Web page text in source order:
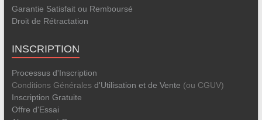
Garantie Satisfait ou Remboursé
Droit de Rétractation
INSCRIPTION
Processus d'Inscription
Conditions Générales d'Utilisation et de Vente (ou CGUV)
Inscription Gratuite
Offre d'Essai